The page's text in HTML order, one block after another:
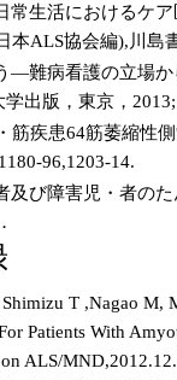
常生活におけるケ
本ALS協会編),川島
―難病看護の立場
学出版，東京，
疾患64筋萎縮性
96,1203-14.
及び障害児・者の
T ,Nagao
Patients With
ALS/